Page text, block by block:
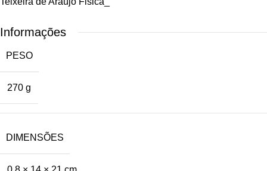
Informações
PESO
270 g
DIMENSÕES